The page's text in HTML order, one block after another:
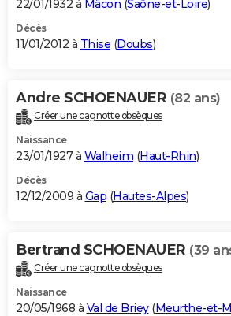
22/01/1932 à Mâcon (Saône-et-Loire)
Décès
11/01/2012 à Thise (Doubs)
Andre SCHOENAUER (82 ans)
Créer une cagnotte obsèques
Naissance
23/01/1927 à Walheim (Haut-Rhin)
Décès
12/12/2009 à Gap (Hautes-Alpes)
Bertrand SCHOENAUER (39
Créer une cagnotte obsèques
Naissance
20/05/1968 à Val de Briey(Meurthe-et-